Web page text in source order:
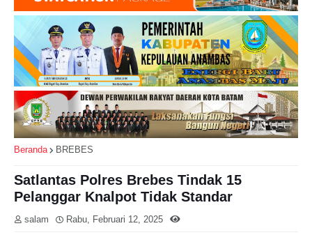
Beranda BREBES
Satlantas Polres Brebes Tindak 15
Pelanggar Knalpot Tidak Standar
salam Rabu, Februari 12, 2025